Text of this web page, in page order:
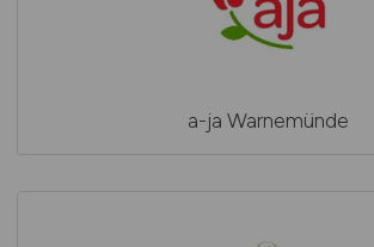
a-ja Warnemünde